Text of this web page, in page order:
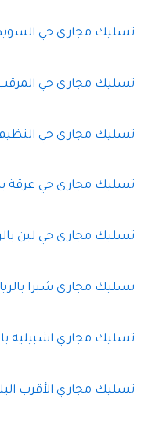
تسليك مجارى حي
تسليك مجارى حي
تسليك مجارى حي النظيم
تسليك مجارى حي عرقة
تسليك مجارى حي لبن
تسليك مجارى شبرا
تسليك مجاري اشبيليه
تسليك مجاري الأقرب